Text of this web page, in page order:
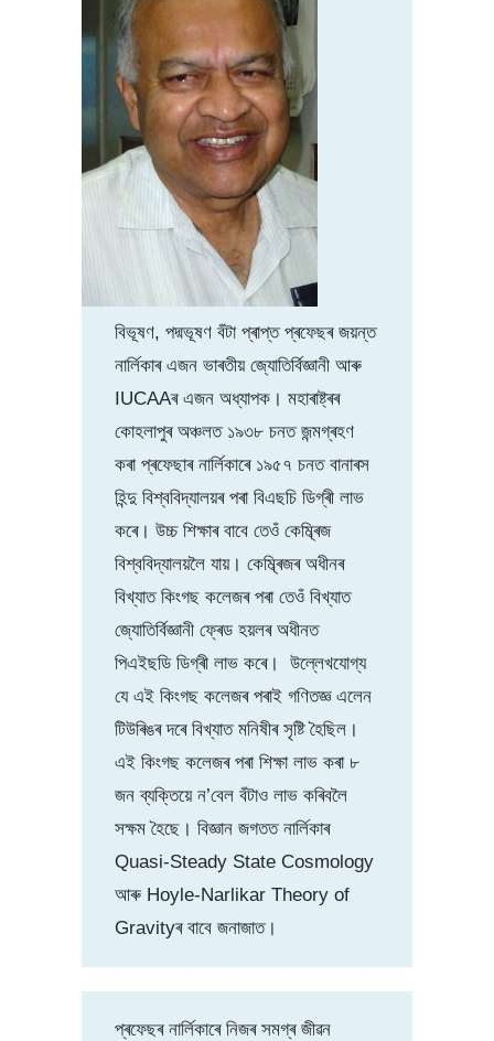
বিভূষণ, পদ্মভূষণ বঁটা প্ৰাপ্ত প্ৰফেছৰ জয়ন্ত
নাৰ্লিকাৰ এজন ভাৰতীয় জ্যোতিৰ্বিজ্ঞানী আৰু
IUCAAৰ এজন অধ্যাপক। মহাৰাষ্ট্ৰৰ
কোহলাপুৰ অঞ্চলত ১৯৩৮ চনত জন্মগ্ৰহণ
কৰা প্ৰফেছাৰ নাৰ্লিকাৰে ১৯৫৭ চনত বানাৰস
হিন্দু বিশ্ববিদ্যালয়ৰ পৰা বিএছচি ডিগ্ৰী লাভ
কৰে। উচ্চ শিক্ষাৰ বাবে তেওঁ কেম্ব্ৰিজ
বিশ্ববিদ্যালয়লৈ যায়। কেম্ব্ৰিজৰ অধীনৰ
বিখ্যাত কিংগছ কলেজৰ পৰা তেওঁ বিখ্যাত
জ্যোতিৰ্বিজ্ঞানী ফ্ৰেড হয়লৰ অধীনত
পিএইছডি ডিগ্ৰী লাভ কৰে। উল্লেখযোগ্য
যে এই কিংগছ কলেজৰ পৰাই গণিতজ্ঞ এলেন
টিউৰিঙৰ দৰে বিখ্যাত মনিষীৰ সৃষ্টি হৈছিল।
এই কিংগছ কলেজৰ পৰা শিক্ষা লাভ কৰা ৮
জন ব্যক্তিয়ে ন’বেল বঁটাও লাভ কৰিবলৈ
সক্ষম হৈছে। বিজ্ঞান জগতত নাৰ্লিকাৰ
Quasi-Steady State Cosmology
আৰু Hoyle-Narlikar Theory of
Gravityৰ বাবে জনাজাত।
প্ৰফেছৰ নাৰ্লিকাৰে নিজৰ সমগ্ৰ জীৱন